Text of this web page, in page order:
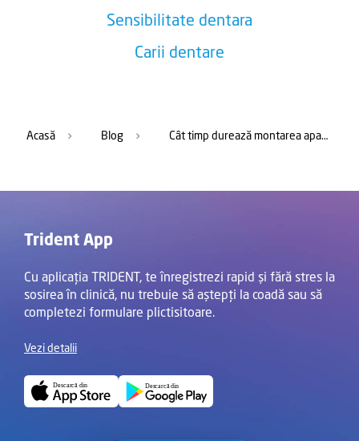
Sensibilitate dentara
Carii dentare
Acasă Blog Cât timp durează montarea aparatului dentar
Trident App
Cu aplicația TRIDENT, te înregistrezi rapid și fără stres la
sosirea în clinică, nu trebuie să aștepți la coadă sau să
completezi formulare plictisitoare.
Vezi detalii